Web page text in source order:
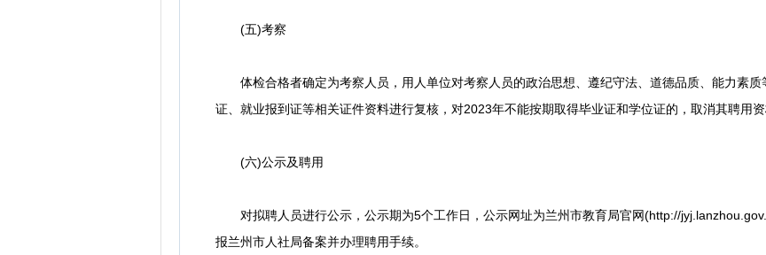
(五)考察
体检合格者确定为考察人员，用人单位对考察人员的政治思想、遵纪守法、道德品质、能力素质
证、就业报到证等相关证件资料进行复核，对2023年不能按期取得毕业证和学位证的，取消其聘用资
(六)公示及聘用
对拟聘人员进行公示，公示期为5个工作日，公示网址为兰州市教育局官网(http://
报兰州市人社局备案并办理聘用手续。